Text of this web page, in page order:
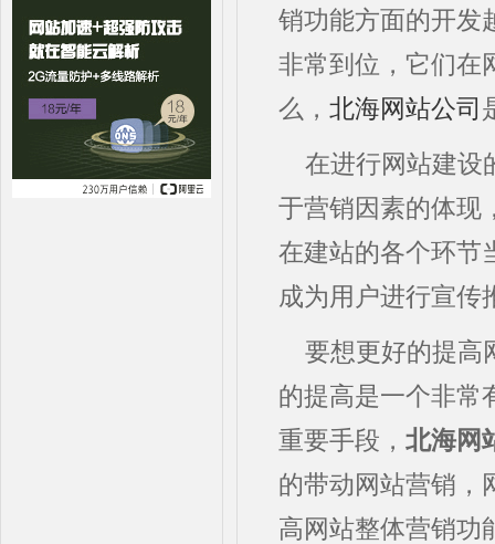
销功能方面的开发
非常到位，它们在
么， 北海网站公司
在进行网站建设
于营销因素的体现
在建站的各个环节
成为用户进行宣传
要想更好的提高
的提高是一个非常
重要手段， 北海网
的带动网站营销，
高网站整体营销功